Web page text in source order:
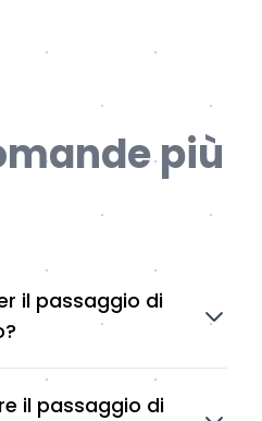
più
il passaggio di
il passaggio di